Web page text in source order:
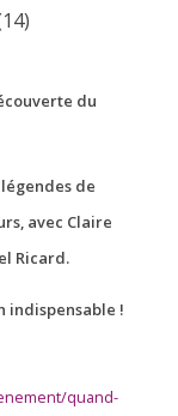
du
de
avec Claire
Ricard.
indispensable !
quand-